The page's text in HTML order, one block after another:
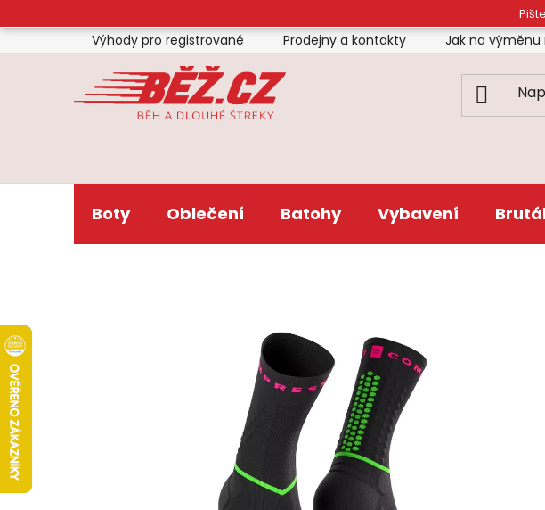
na
obsah
Výhody pro registrované Prodejny a kontakty Jak na výměnu
Boty Oblečení Batohy Vybavení